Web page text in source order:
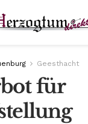
Geesthacht
für